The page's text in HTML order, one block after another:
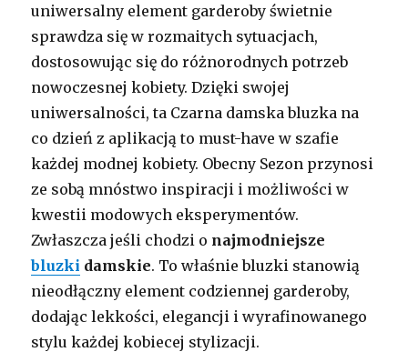
uniwersalny element garderoby świetnie
sprawdza się w rozmaitych sytuacjach,
dostosowując się do różnorodnych potrzeb
nowoczesnej kobiety. Dzięki swojej
uniwersalności, ta Czarna damska bluzka na
co dzień z aplikacją to must-have w szafie
każdej modnej kobiety. Obecny Sezon przynosi
ze sobą mnóstwo inspiracji i możliwości w
kwestii modowych eksperymentów.
Zwłaszcza jeśli chodzi o najmodniejsze
bluzki damskie. To właśnie bluzki stanowią
nieodłączny element codziennej garderoby,
dodając lekkości, elegancji i wyrafinowanego
stylu każdej kobiecej stylizacji.